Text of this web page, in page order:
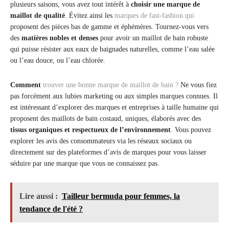
plusieurs saisons, vous avez tout intérêt à choisir une marque de
maillot de qualité. Évitez ainsi les marques de fast-fashion qui
proposent des pièces bas de gamme et éphémères. Tournez-vous vers
des matières nobles et denses pour avoir un maillot de bain robuste
qui puisse résister aux eaux de baignades naturelles, comme l’eau salée
ou l’eau douce, ou l’eau chlorée.
Comment trouver une bonne marque de maillot de bain ? Ne vous fiez
pas forcément aux lubies marketing ou aux simples marques connues. Il
est intéressant d’explorer des marques et entreprises à taille humaine qui
proposent des maillots de bain costaud, uniques, élaborés avec des
tissus organiques et respectueux de l’environnement. Vous pouvez
explorer les avis des consommateurs via les réseaux sociaux ou
directement sur des plateformes d’avis de marques pour vous laisser
séduire par une marque que vous ne connaissez pas.
Lire aussi : Tailleur bermuda pour femmes, la
tendance de l'été ?